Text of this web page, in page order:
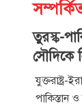
তুরস্ক-
সৌদিকে
যুক্তরাষ্ট্র-
পাকিস্তান